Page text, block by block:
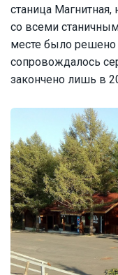
станица Магнитная,
со всеми
месте было решено
сопровождалось
закончено лишь в